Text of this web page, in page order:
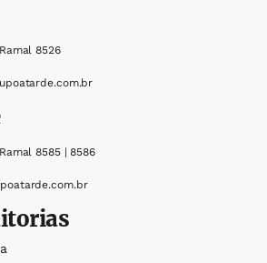
8526
8585 | 8586